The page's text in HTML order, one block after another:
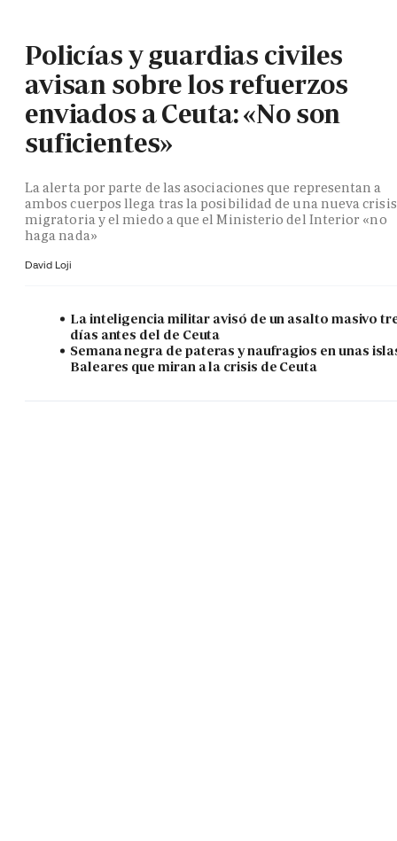
Policías y guardias civiles
avisan sobre los refuerzos
enviados a Ceuta: «No son
suficientes»
La alerta por parte de las asociaciones que representan a
ambos cuerpos llega tras la posibilidad de una nueva crisis
migratoria y el miedo a que el Ministerio del Interior «no
haga nada»
David Loji
La inteligencia militar avisó de un asalto masivo
días antes del de Ceuta
Semana negra de pateras y naufragios en unas
Baleares que miran a la crisis de Ceuta